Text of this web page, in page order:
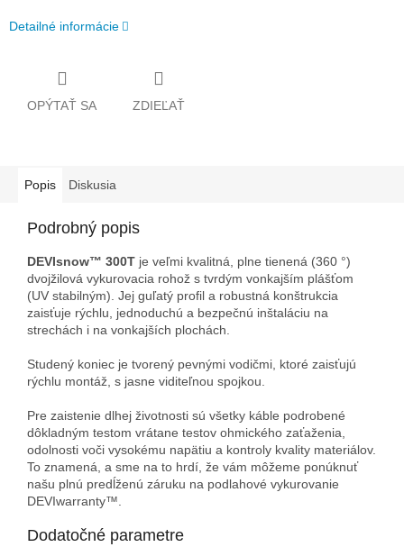
Detailné informácie
OPÝTAŤ SA ZDIEĽAŤ
Popis Diskusia
Podrobný popis
DEVIsnow™ 300T je veľmi kvalitná, plne tienená (360 °)
dvojžilová vykurovacia rohož s tvrdým vonkajším plášťom
(UV stabilným). Jej guľatý profil a robustná konštrukcia
zaisťuje rýchlu, jednoduchú a bezpečnú inštaláciu na
strechách i na vonkajších plochách.
Studený koniec je tvorený pevnými vodičmi, ktoré zaisťujú
rýchlu montáž, s jasne viditeľnou spojkou.
Pre zaistenie dlhej životnosti sú všetky káble podrobené
dôkladným testom vrátane testov ohmického zaťaženia,
odolnosti voči vysokému napätiu a kontroly kvality materiálov.
To znamená, a sme na to hrdí, že vám môžeme ponúknuť
našu plnú predĺženú záruku na podlahové vykurovanie
DEVIwarranty™.
Dodatočné parametre